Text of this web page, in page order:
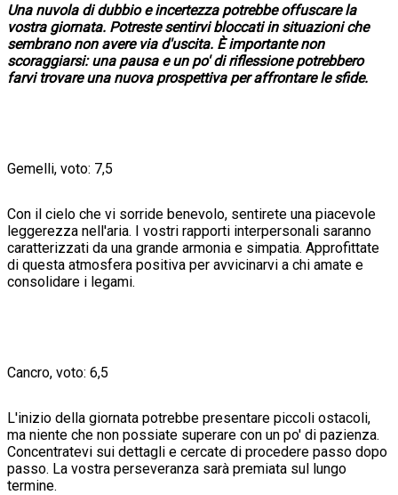
Una nuvola di dubbio e incertezza potrebbe offuscare la
vostra giornata. Potreste sentirvi bloccati in situazioni che
sembrano non avere via d'uscita. È importante non
scoraggiarsi: una pausa e un po' di riflessione potrebbero
farvi trovare una nuova prospettiva per affrontare le sfide.
Gemelli, voto: 7,5
Con il cielo che vi sorride benevolo, sentirete una piacevole
leggerezza nell'aria. I vostri rapporti interpersonali saranno
caratterizzati da una grande armonia e simpatia. Approfittate
di questa atmosfera positiva per avvicinarvi a chi amate e
consolidare i legami.
Cancro, voto: 6,5
L'inizio della giornata potrebbe presentare piccoli ostacoli,
ma niente che non possiate superare con un po' di pazienza.
Concentratevi sui dettagli e cercate di procedere passo dopo
passo. La vostra perseveranza sarà premiata sul lungo
termine.